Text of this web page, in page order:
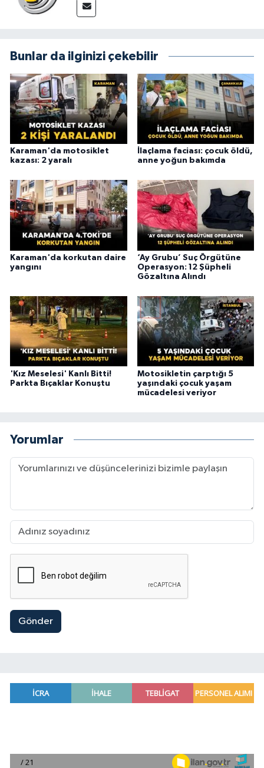
Bunlar da ilginizi çekebilir
Karaman'da motosiklet
kazası: 2 yaralı
İlaçlama faciası: çocuk öldü,
anne yoğun bakımda
Karaman'da korkutan daire
yangını
‘Ay Grubu’ Suç Örgütüne
Operasyon: 12 Şüpheli
Gözaltına Alındı
'Kız Meselesi' Kanlı Bitti!
Parkta Bıçaklar Konuştu
Motosikletin çarptığı 5
yaşındaki çocuk yaşam
mücadelesi veriyor
Yorumlar
Gönder